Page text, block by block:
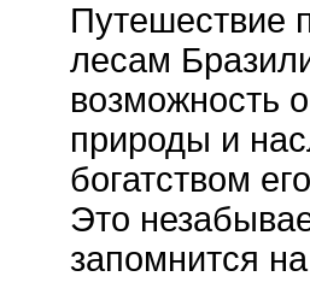
Путешествие
лесам
возможность
природы и
богатством
Это
запомнится